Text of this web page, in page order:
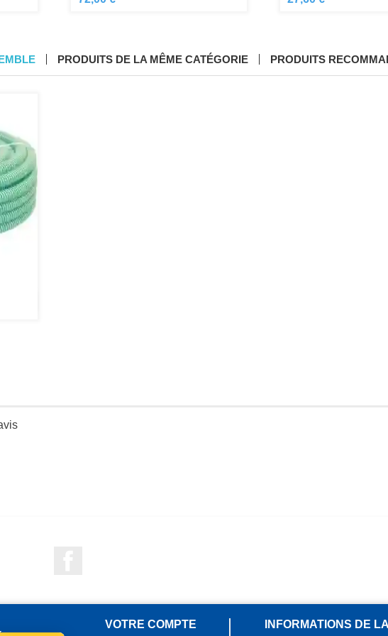
PRODUITS DE LA MÊME CATÉGORIE PRODUITS
VOTRE COMPTE INFORMATIONS DE